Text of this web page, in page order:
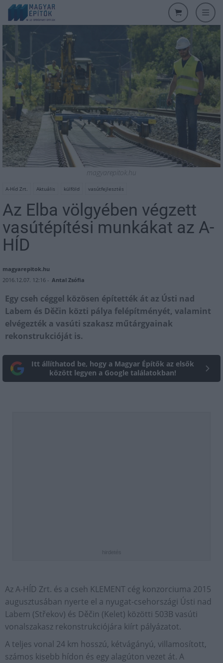
magyarepitok.hu
A-Híd Zrt. Aktuális külföld vasútfejlesztés
Az Elba völgyében végzett
vasútépítési munkákat az A-
HÍD
magyarepitok.hu
2016.12.07. 12:16 - Antal Zsófia
Egy cseh céggel közösen építették át az Ústi nad
Labem és Děčin közti pálya felépítményét, valamint
elvégezték a vasúti szakasz műtárgyainak
rekonstrukcióját is.
Itt állíthatod be, hogy a Magyar Építők az elsők
között legyen a Google találatokban!
hirdetés
Az A-HÍD Zrt. és a cseh KLEMENT cég konzorciuma 2015
augusztusában nyerte el a nyugat-csehországi Ústi nad
Labem (Střekov) és Děčin (Kelet) közötti 503B vasúti
vonalszakasz rekonstrukciójára kiírt pályázatot.
A teljes vonal 24 km hosszú, kétvágányú, villamosított,
számos kisebb hídon és egy alagúton vezet át. A